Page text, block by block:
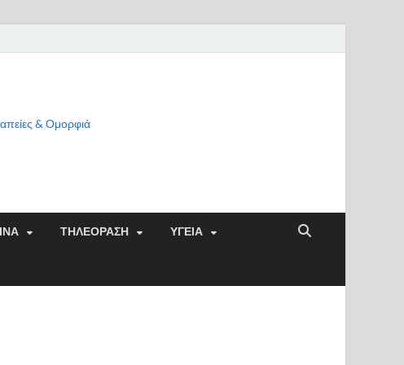
& Ομορφιά
ΤΗΛΕΟΡΑΣΗ ΥΓΕΙΑ